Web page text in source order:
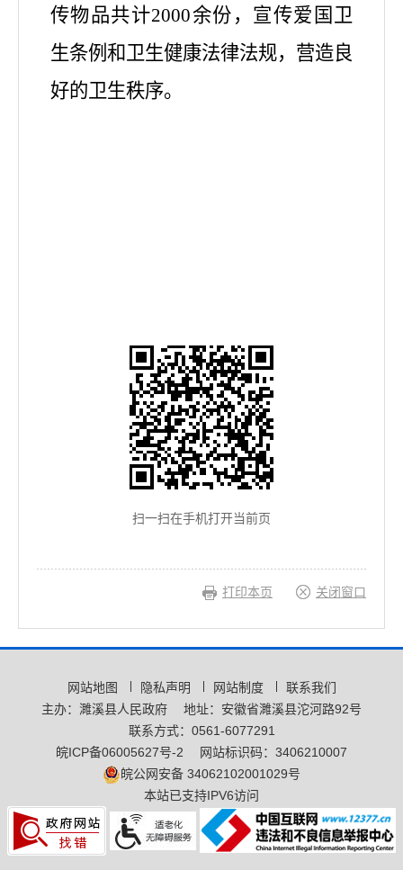
传物品共计2000余份， 宣传爱国卫
生条例和卫生健康法律法规，营造良
好的卫生秩序。
扫一扫在手机打开当前页
打印本页 关闭窗口
网站地图 隐私声明 网站制度
联系我们
主办：濉溪县人民政府
地址：安徽省濉溪县沱河路92号
联系方式：0561-6077291
皖ICP备06005627号-2
网站标识码：3406210007
皖公网安备 34062102001029号
本站已支持IPV6访问